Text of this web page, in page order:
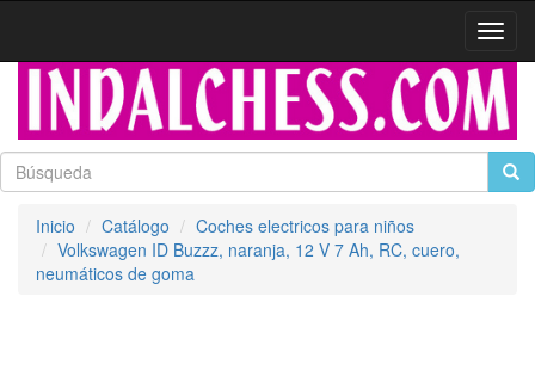
Inicio Catálogo
Coches electricos para niños
Volkswagen ID Buzzz, naranja, 12 V 7 Ah, RC, cuero,
neumáticos de goma